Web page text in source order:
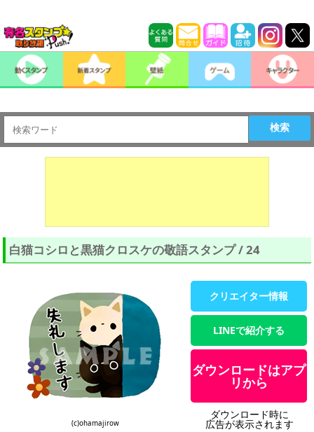
検索
白猫コシロと黒猫クロスケの敬語スタンプ / 24
(c)ohamajirow
クリエイター情報
LINEで紹介する
ダウンロードはアプ
リから
ダウンロード時に
広告が表示されます